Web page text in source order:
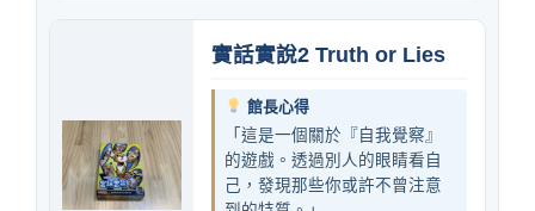
實話實說2 Truth or Lies
館長心得
「這是一個關於『自我覺察』
的遊戲。透過別人的眼睛看自
己，發現那些你或許不曾注意